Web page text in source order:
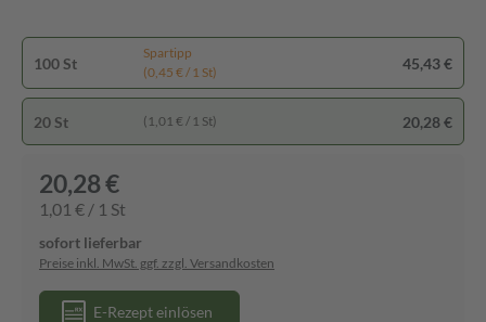
100 St
Spartipp
(0,45 € / 1 St)
45,43 €
20 St (1,01 € / 1 St) 20,28 €
20,28 €
1,01 € / 1 St
sofort lieferbar
Preise inkl. MwSt. ggf. zzgl. Versandkosten
E-Rezept einlösen